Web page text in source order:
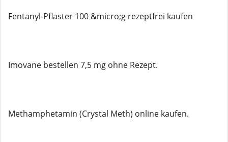
Fentanyl-Pflaster 100 &micro;g rezeptfrei kaufen
Imovane bestellen 7,5 mg ohne Rezept.
Methamphetamin (Crystal Meth) online kaufen.